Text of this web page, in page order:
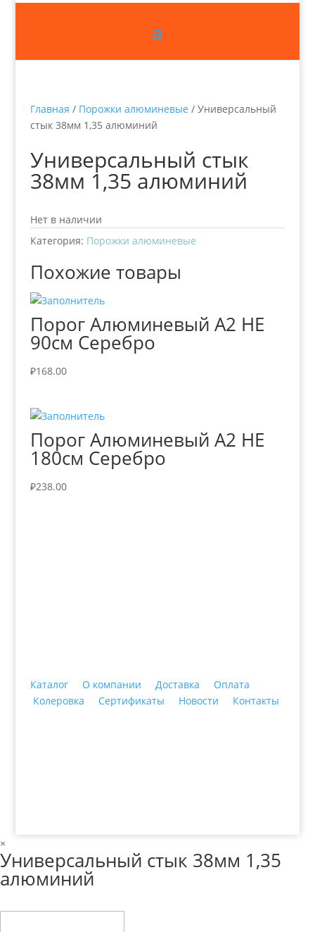
Главная / Порожки алюминевые / Универсальный
стык 38мм 1,35 алюминий
Универсальный стык
38мм 1,35 алюминий
Нет в наличии
Категория: Порожки алюминевые
Похожие товары
Порог Алюминевый А2 НЕ
90см Серебро
₽168.00
Порог Алюминевый А2 НЕ
180см Серебро
₽238.00
Каталог О компании Доставка
Оплата
Колеровка
Сертификаты Новости Контакты
×
Универсальный стык 38мм 1,35
алюминий